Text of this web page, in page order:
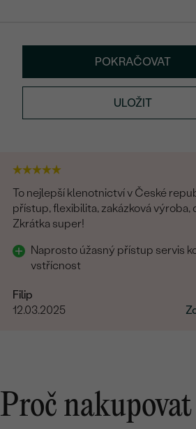
POKRAČOVAT
ULOŽIT
To nejlepší klenotnictví v České
přístup, flexibilita, zakázková výroba,
Zkrátka super!
Naprosto úžasný přístup servis
vstřícnost
Filip
12.03.2025
Proč